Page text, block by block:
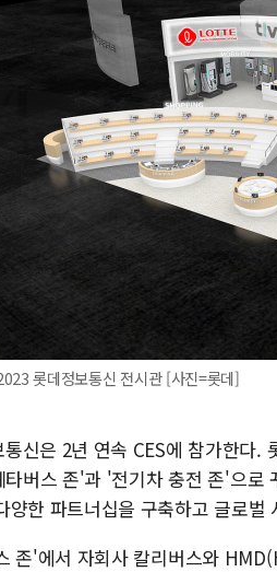
롯데정보통신 전시관 [사진=롯데]
신은 2년 연속 CES에 참가한다.
버스 존'과 '전기차 충전 존'으로
양한 파트너십을 구축하고 글로
존'에서 자회사 칼리버스와